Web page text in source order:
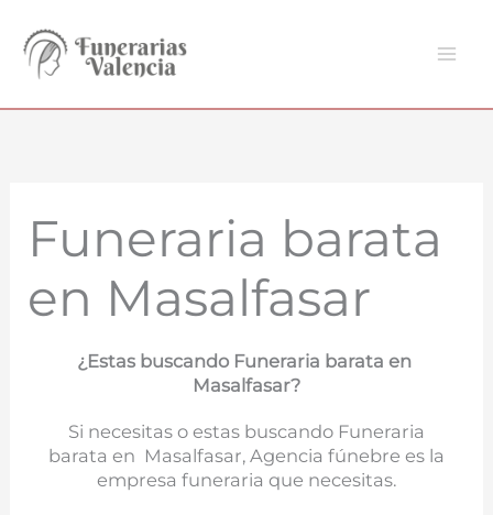
contenido
Funeraria barata
en Masalfasar
¿Estas buscando Funeraria barata en
Masalfasar?
Si necesitas o estas buscando Funeraria
barata en Masalfasar, Agencia fúnebre es la
empresa funeraria que necesitas.